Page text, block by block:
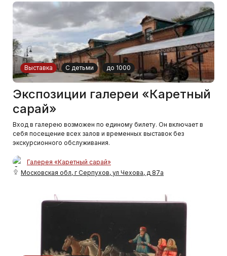
Выставка С детьми до 1000
Экспозиции галереи «Каретный
сарай»
Вход в галерею возможен по единому билету. Он включает в
себя посещение всех залов и временных выставок без
экскурсионного обслуживания.
Галерея «Каретный сарай»
Московская обл, г Серпухов, ул Чехова, д 87а